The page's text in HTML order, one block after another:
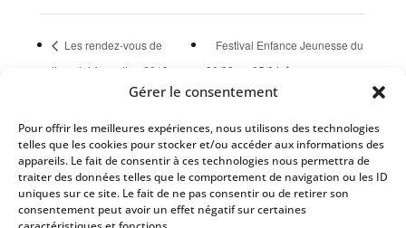
Gérer le consentement
Pour offrir les meilleures expériences, nous utilisons des technologies
telles que les cookies pour stocker et/ou accéder aux informations des
appareils. Le fait de consentir à ces technologies nous permettra de
traiter des données telles que le comportement de navigation ou les ID
uniques sur ce site. Le fait de ne pas consentir ou de retirer son
consentement peut avoir un effet négatif sur certaines
Les rendez-vous de
l’emploi-formation 2019
Festival Enfance Jeunesse du
30/03 au 05/04
Évènements à venir
NoticeIl n’y a pas d’évènements à venir.